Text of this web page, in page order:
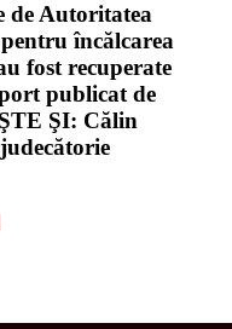
de Autoritatea
încălcarea
fost recuperate
publicat de
ŞI: Călin